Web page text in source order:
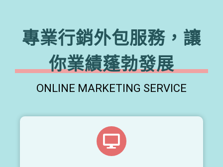
專業行銷外包服務，讓
你業績蓬勃發展
ONLINE MARKETING SERVICE